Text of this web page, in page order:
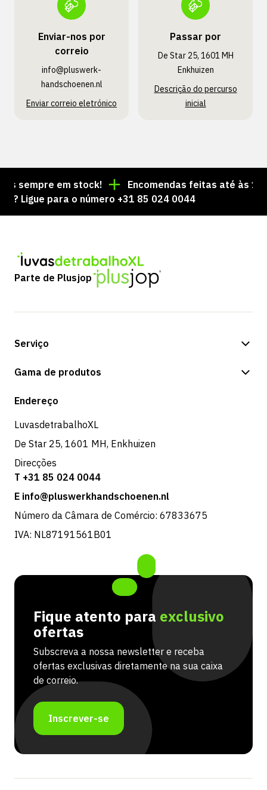
Enviar-nos por
correio
info@pluswerk­
handschoenen.nl
Enviar correio eletrónico
Passar por
De Star 25, 1601 MH
Enkhuizen
Descrição do percurso
inicial
em stock!
Encomendas feitas até às 15:00
para o número +31 85 024 0044
Parte de Plusjop
Serviço
Opções de pagamento
Devoluções e serviço
Gama de produtos
Loja
Endereço
LuvasdetrabalhoXL
De Star 25, 1601 MH, Enkhuizen
Direcções
T +31 85 024 0044
E info@pluswerkhandschoenen.nl
Número da Câmara de Comércio: 67833675
IVA: NL87191561B01
Fique atento para exclusivo
ofertas
Subscreva a nossa newsletter e receba
ofertas exclusivas diretamente na sua caixa
de correio.
Inscrever-se